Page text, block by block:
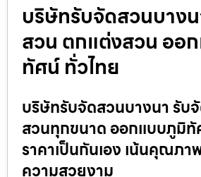
บริษัทรับจัดสวนบาง
สวน ตกแต่งสวน ออ
ทัศน์ ทั่วไทย
บริษัทรับจัดสวนบางนา รับ
สวนทุกขนาด ออกแบบภูมิทั
ราคาเป็นกันเอง เน้นคุณภา
ความสวยงาม